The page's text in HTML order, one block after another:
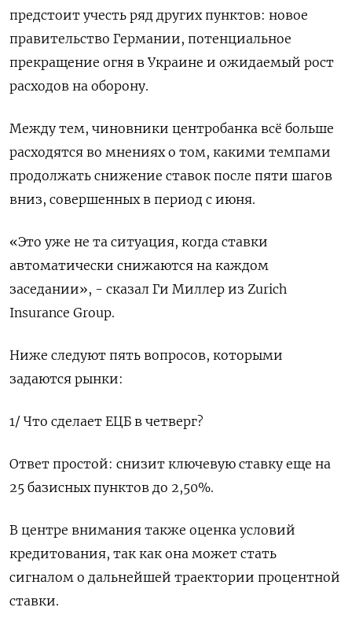
предстоит учесть ряд других пунктов: новое
правительство Германии, потенциальное
прекращение огня в Украине и ожидаемый рост
расходов на оборону.
Между тем, чиновники центробанка всё больше
расходятся во мнениях о том, какими темпами
продолжать снижение ставок после пяти шагов
вниз, совершенных в период с июня.
«Это уже не та ситуация, когда ставки
автоматически снижаются на каждом
заседании», - сказал Ги Миллер из Zurich
Insurance Group.
Ниже следуют пять вопросов, которыми
задаются рынки:
1/ Что сделает ЕЦБ в четверг?
Ответ простой: снизит ключевую ставку еще на
25 базисных пунктов до 2,50%.
В центре внимания также оценка условий
кредитования, так как она может стать
сигналом о дальнейшей траектории процентной
ставки.